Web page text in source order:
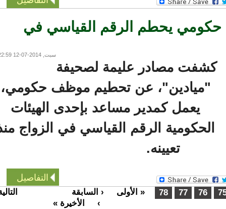
يحطم الرقم القياسي في
سبت, 2014-07-12 22:59
مصادر عليمة لصحيفة
"ميادين"، عن تحطيم موظف حكومي،
يعمل كمدير مساعد بإحدى الهيئات
الحكومية الرقم القياسي في الزواج منذ
تعيينه.
التفاصيل
« الأولى ‹ السابقة 76
77
78
التالية
الأخيرة »